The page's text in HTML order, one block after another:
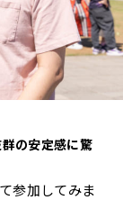
の安定感に驚
参加してみま